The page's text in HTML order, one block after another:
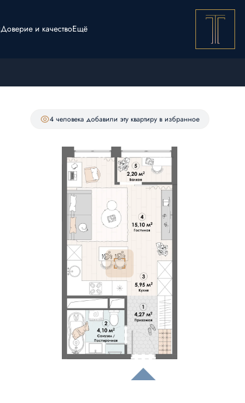
Доверие и качествоЕщё
320 руб.
4 человекa добавили эту квартиру в избранное